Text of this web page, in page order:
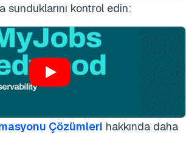
sunduklarını kontrol edin:
Çözümleri hakkında daha